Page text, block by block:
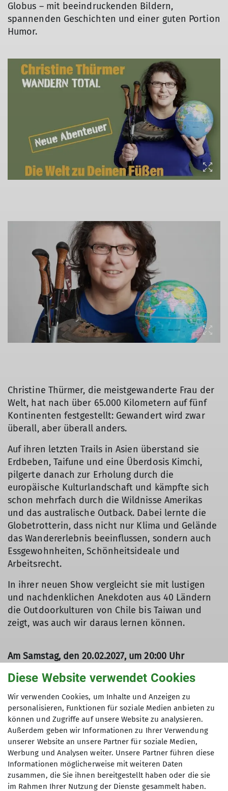
Globus – mit beeindruckenden Bildern,
spannenden Geschichten und einer guten Portion
Humor.
© Christine Thürmer
Christine Thürmer, die meistgewanderte Frau der
Welt, hat nach über 65.000 Kilometern auf fünf
Kontinenten festgestellt: Gewandert wird zwar
überall, aber überall anders.
Auf ihren letzten Trails in Asien überstand sie
Erdbeben, Taifune und eine Überdosis Kimchi,
pilgerte danach zur Erholung durch die
europäische Kulturlandschaft und kämpfte sich
schon mehrfach durch die Wildnisse Amerikas
und das australische Outback. Dabei lernte die
Globetrotterin, dass nicht nur Klima und Gelände
das Wandererlebnis beeinflussen, sondern auch
Essgewohnheiten, Schönheitsideale und
Arbeitsrecht.
In ihrer neuen Show vergleicht sie mit lustigen
und nachdenklichen Anekdoten aus 40 Ländern
die Outdoorkulturen von Chile bis Taiwan und
zeigt, was auch wir daraus lernen können.
Am Samstag, den 20.02.2027, um 20:00 Uhr
in 55129 Mainz
Der Vorverkauf hat bereits begonnen!
Direkt zum Ticketshop
Diese Website verwendet Cookies
Wir verwenden Cookies, um Inhalte und Anzeigen zu
personalisieren, Funktionen für soziale Medien anbieten zu
können und Zugriffe auf unsere Website zu analysieren.
Außerdem geben wir Informationen zu Ihrer Verwendung
unserer Website an unsere Partner für soziale Medien,
Werbung und Analysen weiter. Unsere Partner führen diese
Informationen möglicherweise mit weiteren Daten
zusammen, die Sie ihnen bereitgestellt haben oder die sie
im Rahmen Ihrer Nutzung der Dienste gesammelt haben.